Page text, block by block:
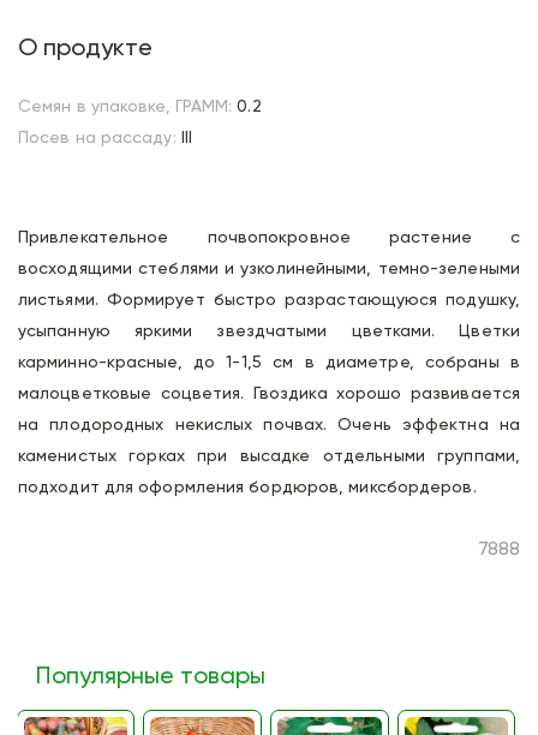
О продукте
Семян в упаковке, ГРАММ: 0.2
Посев на рассаду:
Привлекательное почвопокровное растение с
восходящими стеблями и узколинейными, темно-зелеными
листьями. Формирует быстро разрастающуюся подушку,
усыпанную яркими звездчатыми цветками. Цветки
карминно-красные, до 1-1,5 см в диаметре, собраны в
малоцветковые соцветия. Гвоздика хорошо развивается
на плодородных некислых почвах. Очень эффектна на
каменистых горках при высадке отдельными группами,
подходит для оформления бордюров, миксбордеров.
7888
Популярные товары